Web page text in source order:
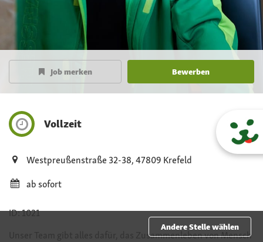
Corporate Business Development
Job merken Bewerben
Vollzeit
Westpreußenstraße 32-38, 47809 Krefeld
ab sofort
ID: 1021
Unser Team gibt alles dafür, das Zusammenleben von Mensch
Andere Stelle wählen